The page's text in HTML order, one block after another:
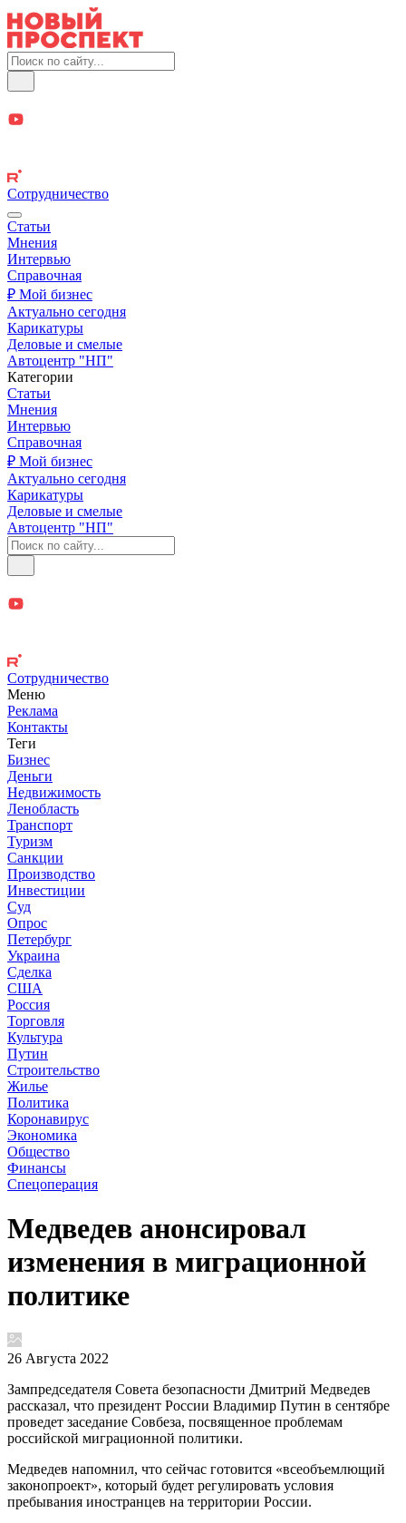
Сотрудничество
Статьи
Мнения
Интервью
Справочная
₽ Мой бизнес
Актуально сегодня
Карикатуры
Деловые и смелые
Автоцентр "НП"
Категории
Статьи
Мнения
Интервью
Справочная
₽ Мой бизнес
Актуально сегодня
Карикатуры
Деловые и смелые
Автоцентр "НП"
Сотрудничество
Меню
Реклама
Контакты
Теги
Бизнес
Деньги
Недвижимость
Ленобласть
Транспорт
Туризм
Санкции
Производство
Инвестиции
Суд
Опрос
Петербург
Украина
Сделка
США
Россия
Торговля
Культура
Путин
Строительство
Жилье
Политика
Коронавирус
Экономика
Общество
Финансы
Спецоперация
Медведев анонсировал
изменения в миграционной
политике
26 Августа 2022
Зампредседателя Совета безопасности Дмитрий Медведев
рассказал, что президент России Владимир Путин в сентябре
проведет заседание Совбеза, посвященное проблемам
российской миграционной политики.
Медведев напомнил, что сейчас готовится «всеобъемлющий
законопроект», который будет регулировать условия
пребывания иностранцев на территории России.